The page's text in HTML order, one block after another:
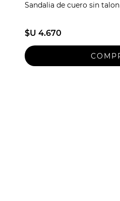
Sandalia de cuero sin talon
$U 4.670